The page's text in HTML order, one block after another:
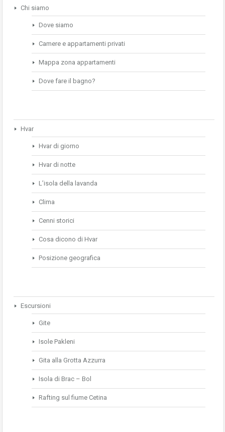
Chi siamo
Dove siamo
Camere e appartamenti privati
Mappa zona appartamenti
Dove fare il bagno?
Hvar
Hvar di giorno
Hvar di notte
L’isola della lavanda
Clima
Cenni storici
Cosa dicono di Hvar
Posizione geografica
Escursioni
Gite
Isole Pakleni
Gita alla Grotta Azzurra
Isola di Brac – Bol
Rafting sul fiume Cetina